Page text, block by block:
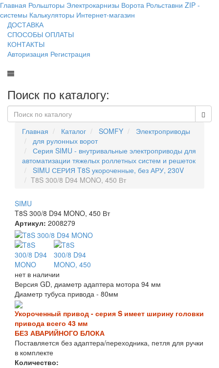
Главная Рольшторы Электрокарнизы Ворота Рольставни ZIP -
системы Калькуляторы Интернет-магазин
ДОСТАВКА
СПОСОБЫ ОПЛАТЫ
КОНТАКТЫ
Авторизация Регистрация
Поиск по каталогу:
Главная Каталог SOMFY
Электроприводы
для рулонных ворот
Серия SIMU - внутривальные электроприводы для
автоматизации тяжелых роллетных систем и решеток
SIMU СЕРИЯ T8S укороченные, без АРУ, 230V
T8S 300/8 D94 MONO, 450 Вт
SIMU
T8S 300/8 D94 MONO, 450 Вт
Артикул: 2008279
нет в наличии
Версия GD, диаметр адаптера мотора 94 мм
Диаметр тубуса привода - 80мм
Укороченный привод - серия S имеет ширину головки
привода всего 43 мм
БЕЗ АВАРИЙНОГО БЛОКА
Поставляется без адаптера/переходника, петля для ручки
в комплекте
Количество: